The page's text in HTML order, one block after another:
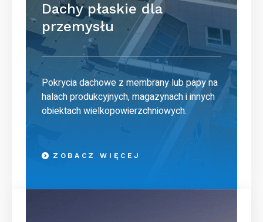
Dachy płaskie dla
przemysłu
Pokrycia dachowe z membrany lub papy na
halach produkcyjnych, magazynach i innych
obiektach wielkopowierzchniowych.
ZOBACZ WIĘCEJ